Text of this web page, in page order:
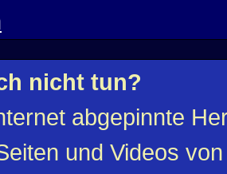
nicht tun?
abgepinnte
und Videos